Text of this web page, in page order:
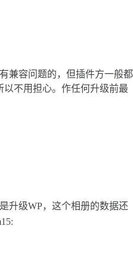
兼容问题的，但插件方一般都
以不用担心。作任何升级前最
升级WP，这个相册的数据还